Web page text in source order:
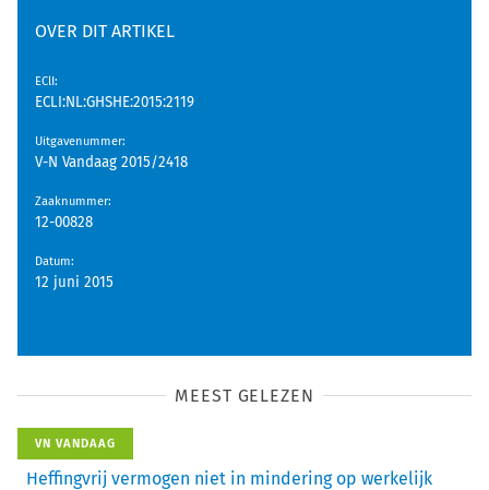
OVER DIT ARTIKEL
EClI:
ECLI:NL:GHSHE:2015:2119
Uitgavenummer:
V-N Vandaag 2015/2418
Zaaknummer:
12-00828
Datum:
12 juni 2015
MEEST GELEZEN
VN VANDAAG
Heffingvrij vermogen niet in mindering op werkelijk